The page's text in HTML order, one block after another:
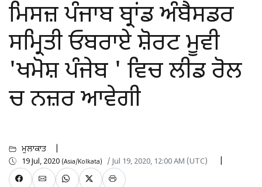
ਮਿਸਜ਼ ਪੰਜਾਬ ਬ੍ਰਾਂਡ ਅੰਬੈਸਡਰ
ਸਮ੍ਰਿਤੀ ਓਬਰਾਏ ਸ਼ੋਰਟ ਮੂਵੀ
'ਖਮੋਸ਼ ਪੰਜੇਬ ' ਵਿਚ ਲੀਡ ਰੋਲ
ਚ ਨਜ਼ਰ ਆਵੇਗੀ
ਮੁਲਾਕਾਤ
19 Jul, 2020 (Asia/Kolkata) / Jul 19, 2020, 12:00 AM (UTC)